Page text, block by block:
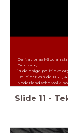
De Nationaal-
Duitsers,
is de enige politieke
De leider van de NSB,
Nederlandsche Volk'
Slide 11 -